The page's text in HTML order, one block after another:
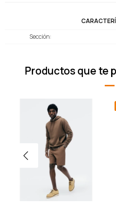
Sección
Productos que te